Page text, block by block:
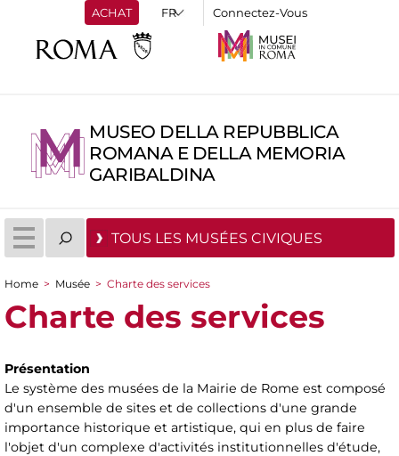
ACHAT Connectez-Vous
MUSEO DELLA REPUBBLICA
ROMANA E DELLA MEMORIA
GARIBALDINA
TOUS LES MUSÉES CIVIQUES
You are here
Home > Musée > Charte des services
Charte des services
Présentation
Le système des musées de la Mairie de Rome est composé
d'un ensemble de sites et de collections d'une grande
importance historique et artistique, qui en plus de faire
l'objet d'un complexe d'activités institutionnelles d'étude,